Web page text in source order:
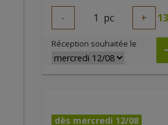
- 1 pc +
Réception souhaitée le
dès mercredi 12/08